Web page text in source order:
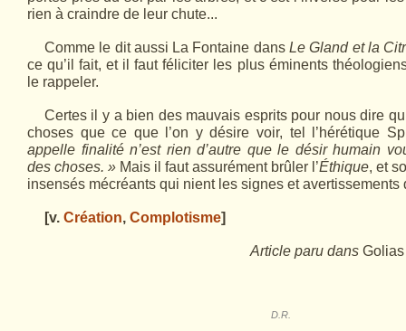
rien à craindre de leur chute...
Comme le dit aussi La Fontaine dansLe Gland et la
ce qu’il fait, et il faut féliciter les plus éminents
le rappeler.
Certes il y a bien des mauvais esprits pour nous dire
choses que ce que l’on y désire voir, tel l’hérétique
appelle finalité n’est rien d’autre que le désir humain
des choses. » Mais il faut assurément brûler l’Éthique, et
insensés mécréants qui nient les signes et avertissements
[v. Création, Complotisme]
Article paru dans
D.R.